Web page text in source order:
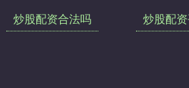
炒股配资合法吗 炒股配